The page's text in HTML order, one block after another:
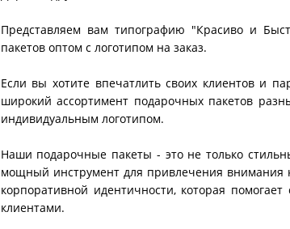
Представляем вам типографию "Красиво и
пакетов оптом с логотипом на заказ.
Если вы хотите впечатлить своих клиентов и
широкий ассортимент подарочных пакетов
индивидуальным логотипом.
Наши подарочные пакеты - это не только
мощный инструмент для привлечения внимания
корпоративной идентичности, которая
клиентами.